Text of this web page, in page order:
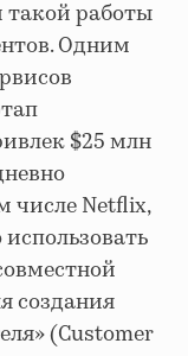
работы
Одним
$25 млн
числе Netflix,
создания
(Customer